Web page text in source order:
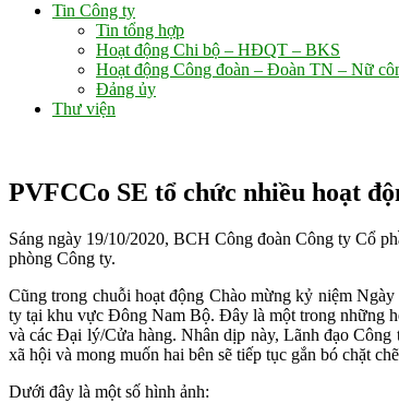
Tin Công ty
Tin tổng hợp
Hoạt động Chi bộ – HĐQT – BKS
Hoạt động Công đoàn – Đoàn TN – Nữ
Đảng ủy
Thư viện
PVFCCo SE tổ chức nhiều hoạt
Sáng ngày 19/10/2020, BCH Công đoàn Công ty Cổ
phòng Công ty.
Cũng trong chuỗi hoạt động Chào mừng kỷ niệm
ty tại khu vực Đông Nam Bộ. Đây là một trong những
và các Đại lý/Cửa hàng. Nhân dịp này, Lãnh đạo Công
xã hội và mong muốn hai bên sẽ tiếp tục gắn bó chặt
Dưới đây là một số hình ảnh: